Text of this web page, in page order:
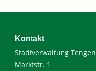
Kontakt
Stadtverwaltung Tengen
Marktstr. 1